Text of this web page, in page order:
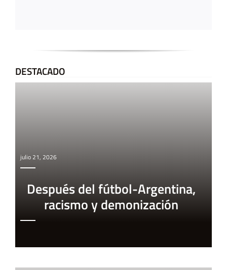
DESTACADO
julio 21, 2026
Después del fútbol-Argentina,
racismo y demonización